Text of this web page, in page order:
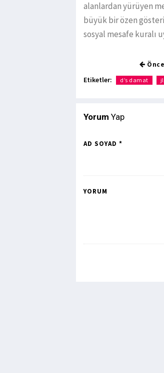
alanlardan yürüyen
büyük bir özen
sosyal mesafe kuralı
Etiketler: d’s damat
Yorum Yap
AD SOYAD *
YORUM